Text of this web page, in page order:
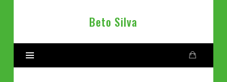
Beto
Beto Silva